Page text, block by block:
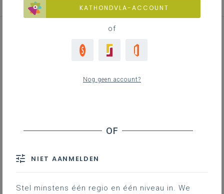
Werkplekleren in de
KATHONDVLA-ACCOUNT
of
Nog geen account?
NIET AANMELDEN
Stel minstens één regio en één niveau in. We